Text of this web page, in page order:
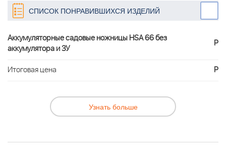
СПИСОК ПОНРАВИВШИХСЯ ИЗДЕЛИЙ
Аккумуляторные садовые ножницы HSA 66 без
аккумулятора и ЗУ
Р
Итоговая цена Р
Узнать больше